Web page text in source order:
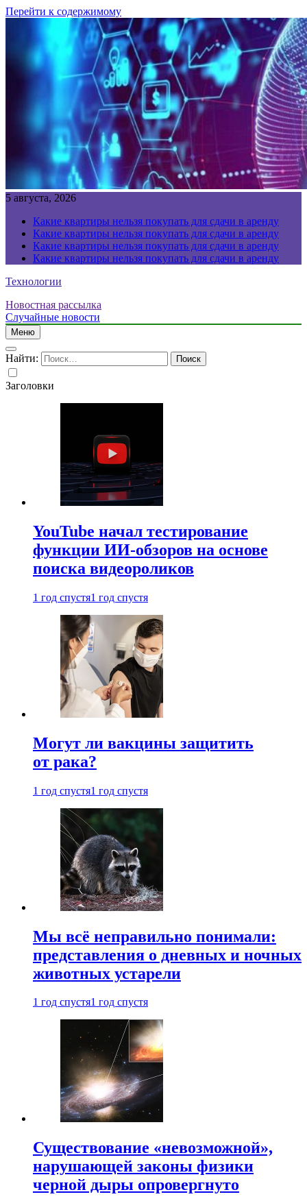
Перейти к содержимому
5 августа, 2026
Какие квартиры нельзя покупать для сдачи в аренду
Какие квартиры нельзя покупать для сдачи в аренду
Какие квартиры нельзя покупать для сдачи в аренду
Какие квартиры нельзя покупать для сдачи в аренду
Технологии
Новостная рассылка
Случайные новости
Меню
Найти:
Заголовки
YouTube начал тестирование
функции ИИ-обзоров на основе
поиска видеороликов
1 год спустя1 год спустя
Могут ли вакцины защитить
от рака?
1 год спустя1 год спустя
Мы всё неправильно понимали:
представления о дневных и ночных
животных устарели
1 год спустя1 год спустя
Существование «невозможной»,
нарушающей законы физики
черной дыры опровергнуто